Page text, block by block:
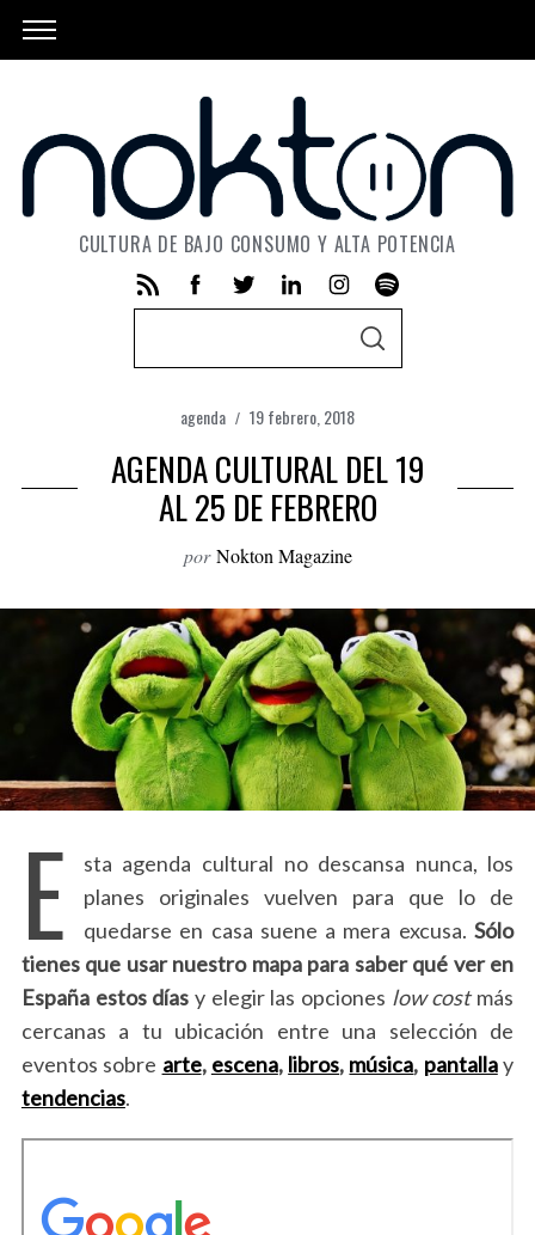
CULTURA DE BAJO CONSUMO Y ALTA POTENCIA
c
h
:
S
agenda 19 febrero, 2018
AGENDA CULTURAL DEL 19
AL 25 DE FEBRERO
por Nokton Magazine
E
sta agenda cultural no descansa nunca, los
planes originales vuelven para que lo de
quedarse en casa suene a mera excusa.Sólo
tienes que usar nuestro mapa para saber qué ver en
España estos días y elegir las opciones low costmás
cercanas a tu ubicación entre una selección de
eventos sobre arte, escena, libros, música, pantallay
tendencias.